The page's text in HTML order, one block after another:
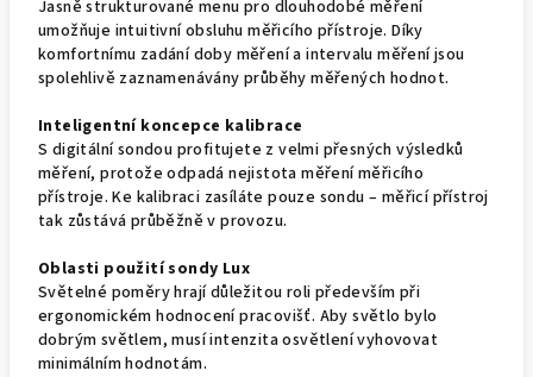
Jasně strukturované menu pro dlouhodobé měření
umožňuje intuitivní obsluhu měřicího přístroje. Díky
komfortnímu zadání doby měření a intervalu měření jsou
spolehlivě zaznamenávány průběhy měřených hodnot.
Inteligentní koncepce kalibrace
S digitální sondou profitujete z velmi přesných výsledků
měření, protože odpadá nejistota měření měřicího
přístroje. Ke kalibraci zasíláte pouze sondu – měřicí přístroj
tak zůstává průběžně v provozu.
Oblasti použití sondy Lux
Světelné poměry hrají důležitou roli především při
ergonomickém hodnocení pracovišť. Aby světlo bylo
dobrým světlem, musí intenzita osvětlení vyhovovat
minimálním hodnotám.